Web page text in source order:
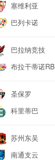
塞维利亚
巴列卡诺
巴拉纳竞技
布拉干蒂诺RB
圣保罗
科里蒂巴
苏州东吴
南通支云